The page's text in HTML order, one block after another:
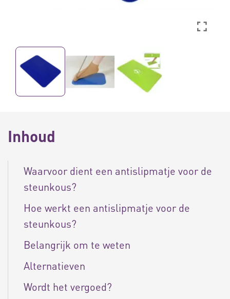
Inhoud
Waarvoor dient een antislipmatje voor de
steunkous?
Hoe werkt een antislipmatje voor de
steunkous?
Belangrijk om te weten
Alternatieven
Wordt het vergoed?